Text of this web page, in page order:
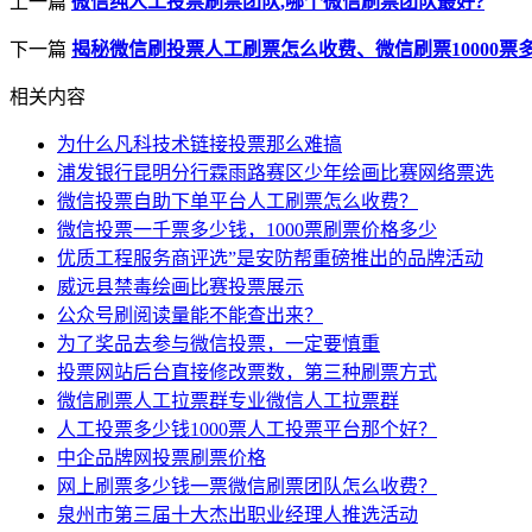
下一篇 揭秘微信刷投票人工刷票怎么收费、微信刷票10000票
相关内容
为什么凡科技术链接投票那么难搞
浦发银行昆明分行霖雨路赛区少年绘画比赛网络票选
微信投票自助下单平台人工刷票怎么收费？
微信投票一千票多少钱，1000票刷票价格多少
优质工程服务商评选”是安防帮重磅推出的品牌活动
威远县禁毒绘画比赛投票展示
公众号刷阅读量能不能查出来？
为了奖品去参与微信投票，一定要慎重
投票网站后台直接修改票数，第三种刷票方式
微信刷票人工拉票群专业微信人工拉票群
人工投票多少钱1000票人工投票平台那个好？
中企品牌网投票刷票价格
网上刷票多少钱一票微信刷票团队怎么收费？
泉州市第三届十大杰出职业经理人推选活动